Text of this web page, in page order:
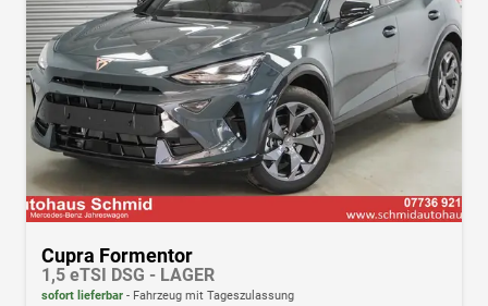
Cupra Formentor
1,5 eTSI DSG - LAGER
sofort lieferbar Fahrzeug mit Tageszulassung